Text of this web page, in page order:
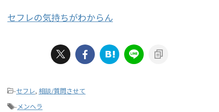
セフレの気持ちがわからん
-セフレ, 相談/質問させて
-メンヘラ